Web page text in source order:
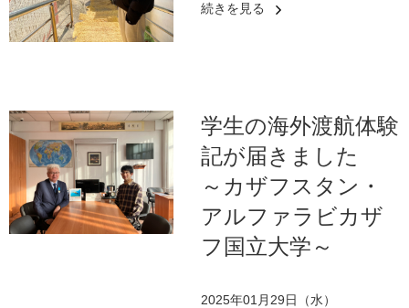
続きを見る
学生の海外渡航体験
記が届きました
～カザフスタン・
アルファラビカザ
フ国立大学～
2025年01月29日（水）